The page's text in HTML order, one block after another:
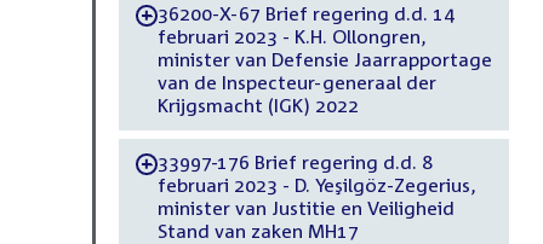
-36200-X-67 Brief regering d.d. 14
februari 2023 - K.H. Ollongren,
minister van Defensie Jaarrapportage
van de Inspecteur-generaal der
Krijgsmacht (IGK) 2022
-33997-176 Brief regering d.d. 8
februari 2023 - D. Yeşilgöz-Zegerius,
minister van Justitie en Veiligheid
Stand van zaken MH17